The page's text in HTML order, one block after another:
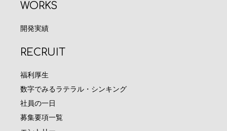
WORKS
開発実績
RECRUIT
福利厚生
数字でみるラテラル・シンキング
社員の一日
募集要項一覧